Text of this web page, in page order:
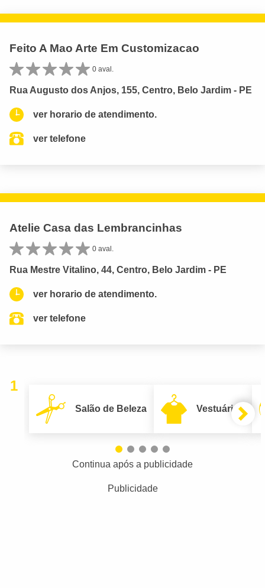
Feito A Mao Arte Em Customizacao
0 aval.
Rua Augusto dos Anjos, 155, Centro, Belo Jardim - PE
ver horario de atendimento.
ver telefone
Atelie Casa das Lembrancinhas
0 aval.
Rua Mestre Vitalino, 44, Centro, Belo Jardim - PE
ver horario de atendimento.
ver telefone
1
Salão de Beleza Vestuário
Continua após a publicidade
Publicidade